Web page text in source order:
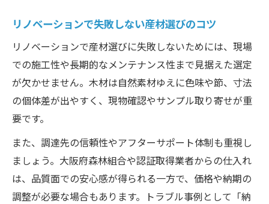
リノベーションで失敗しない産材選びのコツ
リノベーションで産材選びに失敗しないためには、現場
での施工性や長期的なメンテナンス性まで見据えた選定
が欠かせません。木材は自然素材ゆえに色味や節、寸法
の個体差が出やすく、現物確認やサンプル取り寄せが重
要です。
また、調達先の信頼性やアフターサポート体制も重視し
ましょう。大阪府森林組合や認証取得業者からの仕入れ
は、品質面での安心感が得られる一方で、価格や納期の
調整が必要な場合もあります。トラブル事例として「納